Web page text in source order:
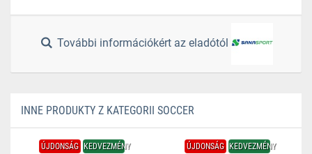
További információkért az eladótól
INNE PRODUKTY Z KATEGORII SOCCER
ÚJDONSÁG KEDVEZMÉNY ÚJDONSÁG KEDVEZMÉNY